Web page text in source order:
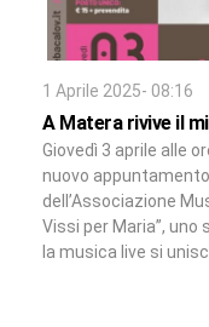
1 Aprile 2025- 08:16
A Matera rivive il
Giovedì 3 aprile alle
nuovo
dell’Associazione
Vissi per Maria”,
la musica live si